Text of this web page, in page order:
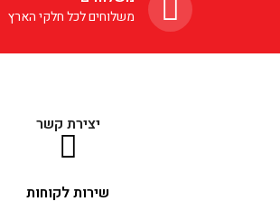
משלוחים לכל חלקי הארץ
יצירת קשר
שירות לקוחות